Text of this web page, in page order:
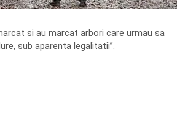
si au marcat arbori care urmau sa
sub aparenta legalitatii”.